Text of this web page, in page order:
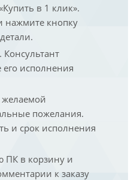
в 1 клик».
нажмите кнопку
. Консультант
исполнения
желаемой
пожелания.
и срок исполнения
ПК в корзину и
к заказу